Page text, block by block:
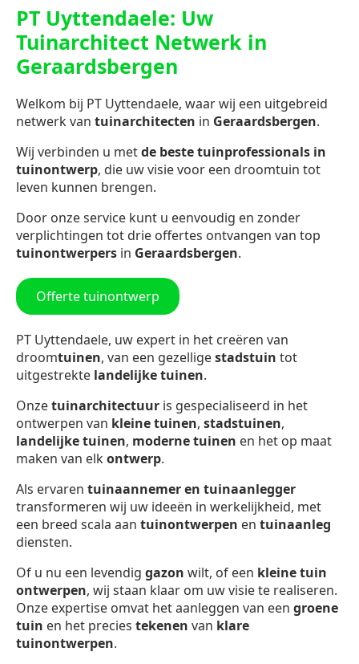
PT Uyttendaele: Uw
Tuinarchitect Netwerk in
Geraardsbergen
Welkom bij PT Uyttendaele, waar wij een uitgebreid
netwerk van tuinarchitecten in Geraardsbergen.
Wij verbinden u metde beste tuinprofessionals in
tuinontwerp, die uw visie voor een droomtuin tot
leven kunnen brengen.
Door onze service kunt u eenvoudig en zonder
verplichtingen tot drie offertes ontvangen van top
tuinontwerpers in Geraardsbergen.
Offerte tuinontwerp
PT Uyttendaele, uw expert in het creëren van
droomtuinen, van een gezelligestadstuin tot
uitgestrekte landelijke tuinen.
Onzetuinarchitectuur is gespecialiseerd in het
ontwerpen van kleine tuinen, stadstuinen,
landelijke tuinen, moderne tuinen en het op maat
maken van elkontwerp.
Als ervaren tuinaannemer en tuinaanlegger
transformeren wij uw ideeën in werkelijkheid, met
een breed scala aan tuinontwerpen en tuinaanleg
diensten.
Of u nu een levendig gazon wilt, of een kleine tuin
ontwerpen, wij staan klaar om uw visie te realiseren.
Onze expertise omvat het aanleggen van een groene
tuin en het precies tekenen van klare
tuinontwerpen.